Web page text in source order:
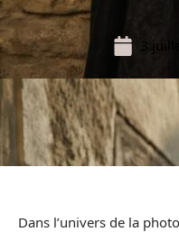
3
Dans l’univers de la